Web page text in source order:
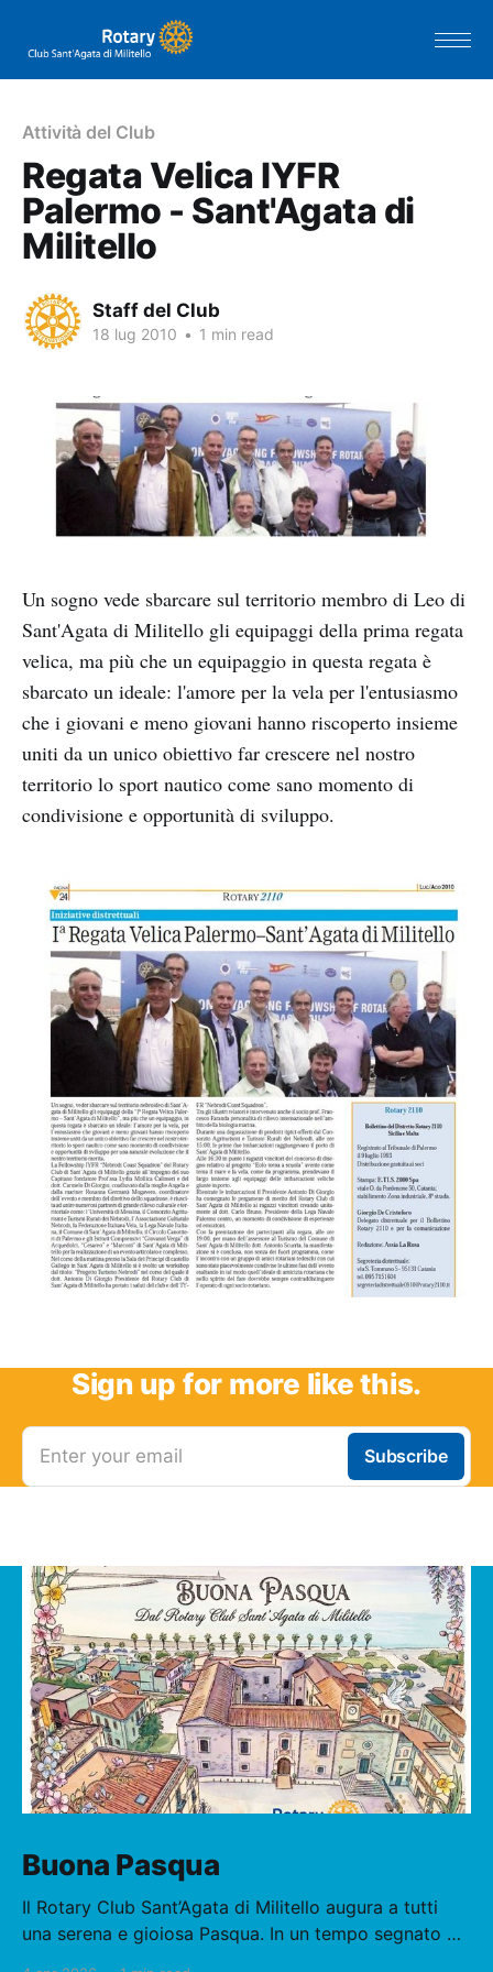
Attività del Club
Regata Velica IYFR
Palermo - Sant'Agata di
Militello
Staff del Club
18 lug 2010 • 1 min read
Un sogno vede sbarcare sul territorio membro di Leo di
Sant'Agata di Militello gli equipaggi della prima regata
velica, ma più che un equipaggio in questa regata è
sbarcato un ideale: l'amore per la vela per l'entusiasmo
che i giovani e meno giovani hanno riscoperto insieme
uniti da un unico obiettivo far crescere nel nostro
territorio lo sport nautico come sano momento di
condivisione e opportunità di sviluppo.
Sign up for more like this.
Enter your email Subscribe
Buona Pasqua
Il Rotary Club Sant’Agata di Militello augura a tutti
una serena e gioiosa Pasqua. In un tempo segnato da